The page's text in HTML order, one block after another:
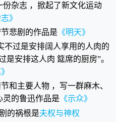
份杂志 ，掀起了新文化运动
》
悲剧的作品是 《明天》
不过是安排阔人享用的人肉的
是安排这人肉 筵席的厨房”。
和主要人物 ，写一群麻木、
灵的鲁迅作品是 《示众》
的祸根是夫权与神权